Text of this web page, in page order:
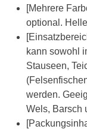
[Mehrere
optional.
kann sowohl
Stauseen,
werden.
Wels, Barsch